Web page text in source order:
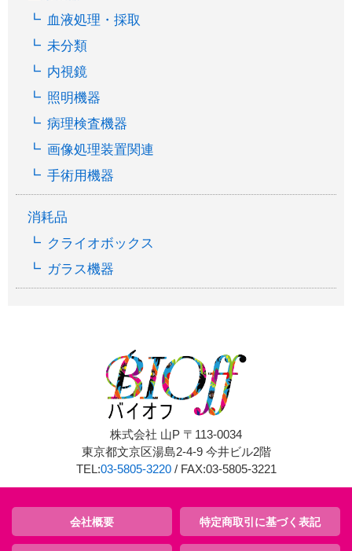
血液処理・採取
未分類
内視鏡
照明機器
病理検査機器
画像処理装置関連
手術用機器
消耗品
クライオボックス
ガラス機器
株式会社 山P 〒113-0034
東京都文京区湯島2-4-9 今井ビル2階
TEL:03-5805-3220/ FAX:03-5805-3221
会社概要 特定商取引に基づく表記